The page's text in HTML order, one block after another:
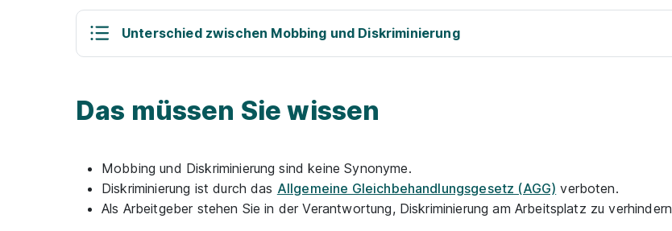
Unterschied zwischen Mobbing und Diskriminierung
Das müssen Sie wissen
Mobbing und Diskriminierung sind keine Synonyme.
Diskriminierung ist durch das Allgemeine Gleichbehandlungsgesetz (AGG) verboten.
Als Arbeitgeber stehen Sie in der Verantwortung, Diskriminierung am Arbeitsplatz zu verhindern